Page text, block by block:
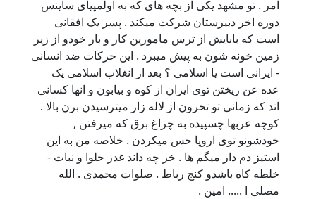
امر . تو مشهد یکی از بچه های که به اولمپیای ساینس
دوره اخر دبیرستان شرکت میکند . پسر یک افقانی
است که بابایش از ترس مامورین کار و بار خودو از زیر
زمین خونه شون به پیش میبرد . این حرکات ضد انسانی
- ایرانی است یا اسلامی ؟ بعد از انغلاب اسلامی یک
عده عن ریختن توی ایران از کوه و بیابون و انها کسانی
اند که زمانی تو تحرون از لاله زار میترسیدن برن بالا .
کوچه عربها چسپیده به چراغ برق که میرفتن ,
خودشونو توی اروپا حس میکردن . خلاصه من به این
استیز دم دار میگم ها . خر چه داند غدر حلوا و نبات -
خلطه کاه باشدو کنج رباط . صلوات محمدی . الله
مصلی ا ..... امین .